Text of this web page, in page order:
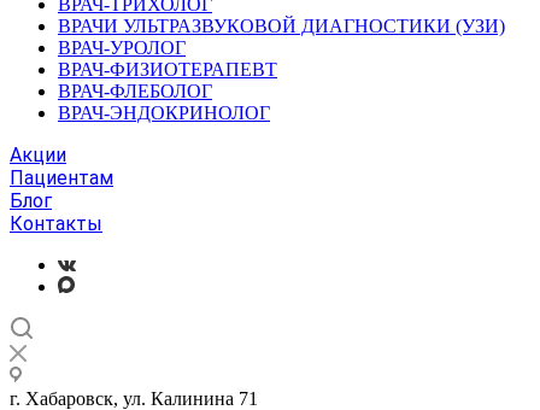
ВРАЧ-ТРИХОЛОГ
ВРАЧИ УЛЬТРАЗВУКОВОЙ ДИАГНОСТИКИ (УЗИ)
ВРАЧ-УРОЛОГ
ВРАЧ-ФИЗИОТЕРАПЕВТ
ВРАЧ-ФЛЕБОЛОГ
ВРАЧ-ЭНДОКРИНОЛОГ
Акции
Пациентам
Блог
Контакты
г. Хабаровск, ул. Калинина 71